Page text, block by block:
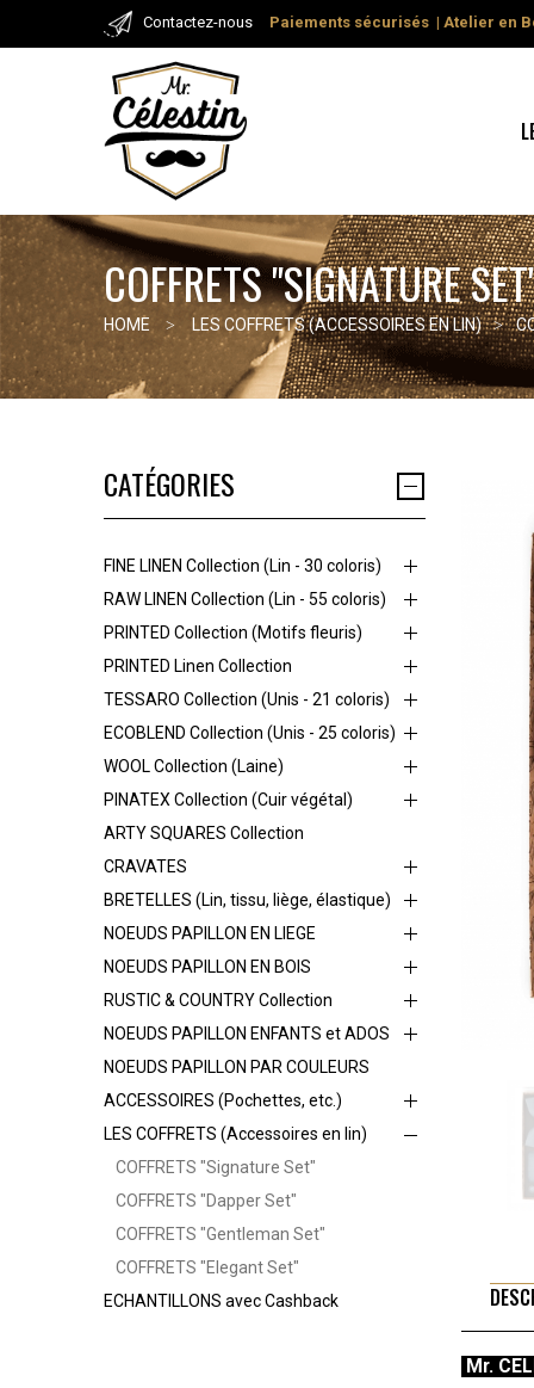
Contactez-nous Paiements sécurisés | Atelier en
COFFRETS "SIGNATURE
HOME LES COFFRETS (ACCESSOIRES EN LIN)
CATÉGORIES
FINE LINEN Collection (Lin - 30 coloris)
RAW LINEN Collection (Lin - 55 coloris)
PRINTED Collection (Motifs fleuris)
PRINTED Linen Collection
TESSARO Collection (Unis - 21 coloris)
ECOBLEND Collection (Unis - 25 coloris)
WOOL Collection (Laine)
PINATEX Collection (Cuir végétal)
ARTY SQUARES Collection
CRAVATES
BRETELLES (Lin, tissu, liège, élastique)
NOEUDS PAPILLON EN LIEGE
NOEUDS PAPILLON EN BOIS
RUSTIC & COUNTRY Collection
NOEUDS PAPILLON ENFANTS et ADOS
NOEUDS PAPILLON PAR COULEURS
ACCESSOIRES (Pochettes, etc.)
LES COFFRETS (Accessoires en lin)
COFFRETS "Signature Set"
COFFRETS "Dapper Set"
COFFRETS "Gentleman Set"
COFFRETS "Elegant Set"
ECHANTILLONS avec Cashback
Mr.